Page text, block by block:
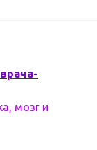
мозг и